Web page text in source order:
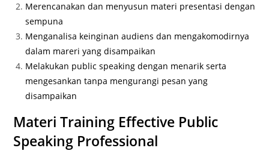
Merencanakan dan menyusun materi presentasi dengan
sempuna
Menganalisa keinginan audiens dan mengakomodirnya
dalam mareri yang disampaikan
Melakukan public speaking dengan menarik serta
mengesankan tanpa mengurangi pesan yang
disampaikan
Materi Training Effective Public
Speaking Professional